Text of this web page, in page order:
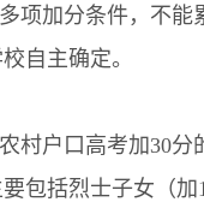
项加分条件，不能
自主确定。
村户口高考加30
包括烈士子女（